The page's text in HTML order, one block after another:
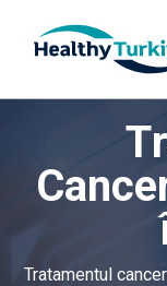
p
tTratamentul